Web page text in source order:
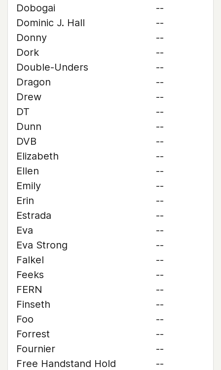
Dobogai
--
Dominic J. Hall
--
Donny
--
Dork
--
Double-Unders
--
Dragon
--
Drew
--
DT
--
Dunn
--
DVB
--
Elizabeth
--
Ellen
--
Emily
--
Erin
--
Estrada
--
Eva
--
Eva Strong
--
Falkel
--
Feeks
--
FERN
--
Finseth
--
Foo
--
Forrest
--
Fournier
--
Free Handstand Hold
--